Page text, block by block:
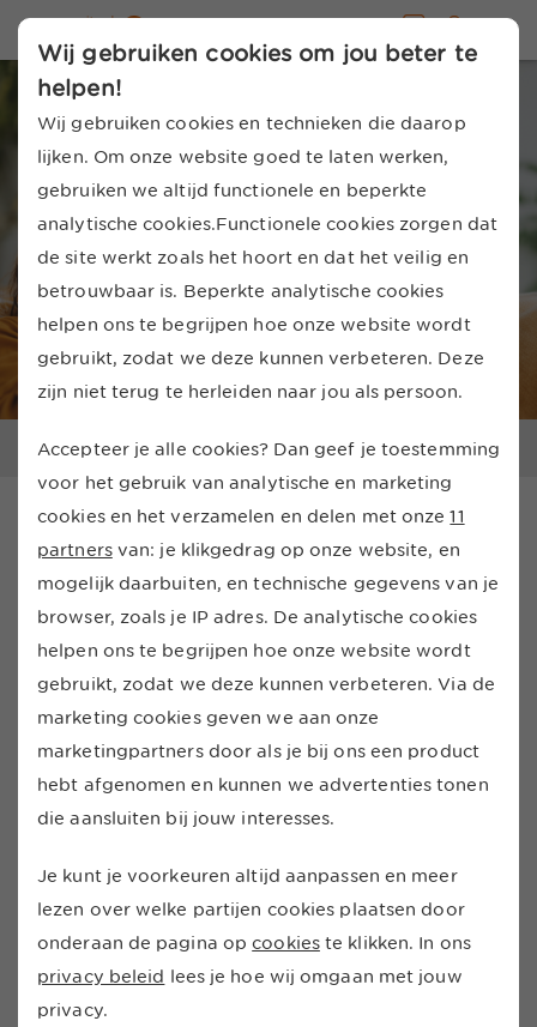
tot 20:00 uur
... Telefoon abonnement verlengen
Telefoon abonnement
verlengen
Je mobiel abonnement verlengen is een uitstekend
idee! Of je nu kiest voorsim only, of toe bent aan een
nieuwe telefoon met abonnement. Door
jouw telefoon abonnement te verlengen via ons, kan
ook jouw maand goedkoper.
Verlengen kanvier maandenvoor einde
contract
Geen aansluitkosten engratis nummerbehoud
Bij verlengen heb jegeen dubbele kosten
Je ontvangt direct een
Wij gebruiken cookies om jou beter te
helpen!
Wij gebruiken cookies en technieken die daarop
lijken. Om onze website goed te laten werken,
gebruiken we altijd functionele en beperkte
analytische cookies.Functionele cookies zorgen dat
de site werkt zoals het hoort en dat het veilig en
betrouwbaar is. Beperkte analytische cookies
helpen ons te begrijpen hoe onze website wordt
gebruikt, zodat we deze kunnen verbeteren. Deze
zijn niet terug te herleiden naar jou als persoon.
Accepteer je alle cookies? Dan geef je toestemming
voor het gebruik van analytische en marketing
cookies en het verzamelen en delen met onze11
partnersvan: je klikgedrag op onze website, en
mogelijk daarbuiten, en technische gegevens van je
browser, zoals je IP adres. De analytische cookies
helpen ons te begrijpen hoe onze website wordt
gebruikt, zodat we deze kunnen verbeteren. Via de
marketing cookies geven we aan onze
marketingpartners door als je bij ons een product
hebt afgenomen en kunnen we advertenties tonen
die aansluiten bij jouw interesses.
Je kunt je voorkeuren altijd aanpassen en meer
lezen over welke partijen cookies plaatsen door
onderaan de pagina opcookieste klikken. In ons
privacy beleid lees je hoe wij omgaan met jouw
privacy.